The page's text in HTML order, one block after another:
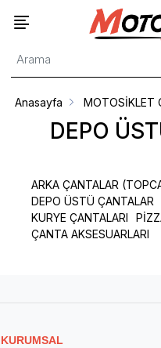
DEPO
Anasayfa MOTOSİKLET
ARKA ÇANTALAR
DEPO ÜSTÜ ÇANTALAR
KURYE ÇANTALARI
ÇANTA AKSESUARLARI
KURUMSAL